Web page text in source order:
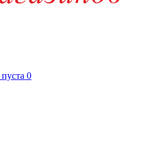
пуста 0